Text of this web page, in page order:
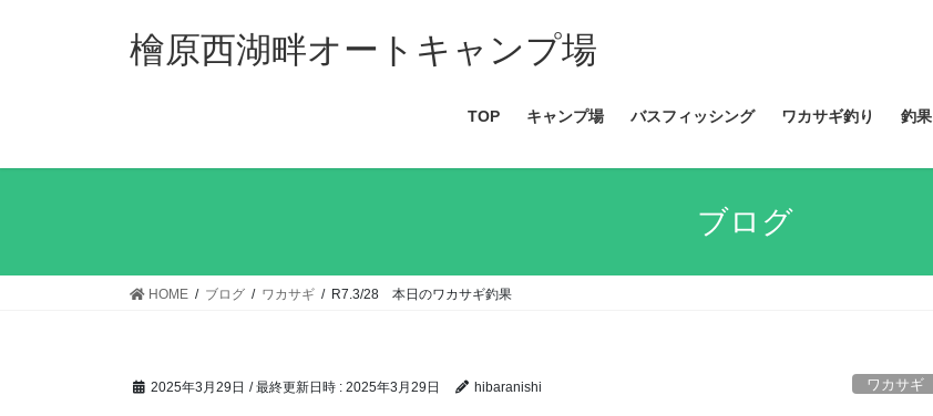
檜原西湖畔オートキャンプ場
TOP キャンプ場 バスフィッシング ワカサギ釣り 釣果
ブログ
HOME ブログ ワカサギ R7.3/28 本日のワカサギ釣果
2025年3月29日 / 最終更新日時 : 2025年3月29日 hibaranishi ワカサギ